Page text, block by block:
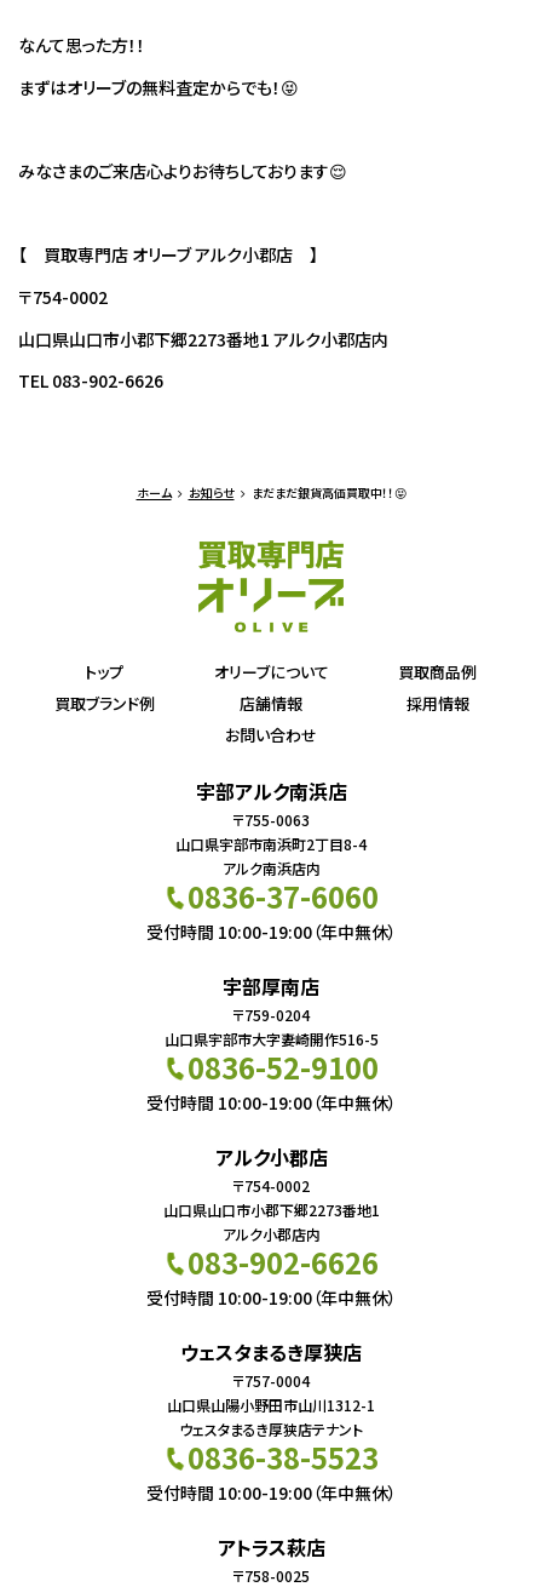
なんて思った方！！
まずはオリーブの無料査定からでも！😝
みなさまのご来店心よりお待ちしております😌
【 買取専門店 オリーブ アルク小郡店 】
〒754-0002
山口県山口市小郡下郷2273番地1 アルク小郡店内
TEL 083-902-6626
ホーム お知らせ まだまだ銀貨高価買取中！！😝
トップ オリーブについて
買取商品例
買取ブランド例
店舗情報
採用情報
お問い合わせ
宇部アルク南浜店
〒755-0063
山口県宇部市南浜町2丁目8-4
アルク南浜店内
0836-37-6060
受付時間 10:00-19:00（年中無休）
宇部厚南店
〒759-0204
山口県宇部市大字妻崎開作516-5
0836-52-9100
受付時間 10:00-19:00（年中無休）
アルク小郡店
〒754-0002
山口県山口市小郡下郷2273番地1
アルク小郡店内
083-902-6626
受付時間 10:00-19:00（年中無休）
ウェスタまるき厚狭店
〒757-0004
山口県山陽小野田市山川1312-1
ウェスタまるき厚狭店テナント
0836-38-5523
受付時間 10:00-19:00（年中無休）
アトラス萩店
〒758-0025